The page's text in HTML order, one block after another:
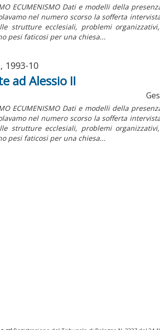
ECUMENISMO Dati e modelli della
nel numero scorso la sofferta
strutture ecclesiali, problemi
pesi faticosi per una chiesa...
1993-10
ad Alessio II
ECUMENISMO Dati e modelli della
nel numero scorso la sofferta
strutture ecclesiali, problemi
pesi faticosi per una chiesa...